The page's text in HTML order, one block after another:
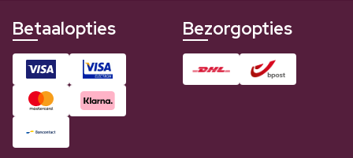
Betaalopties Bezorgopties